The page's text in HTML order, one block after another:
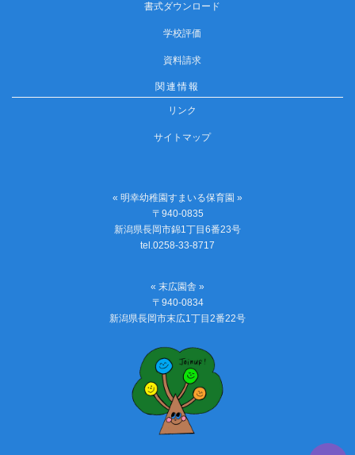
書式ダウンロード
学校評価
資料請求
関連情報
リンク
サイトマップ
« 明幸幼稚園すまいる保育園 »
〒940-0835
新潟県長岡市錦1丁目6番23号
tel.0258-33-8717
« 末広園舎 »
〒940-0834
新潟県長岡市末広1丁目2番22号
PAGE